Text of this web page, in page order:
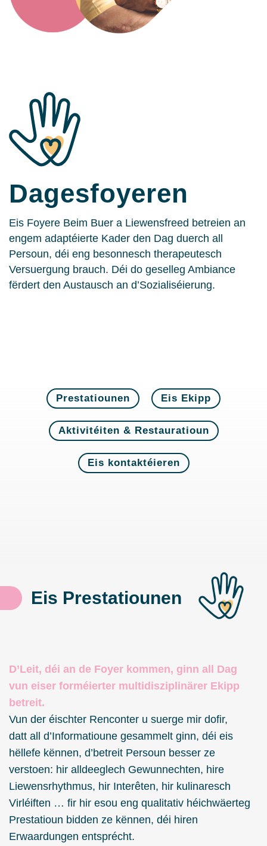
Dagesfoyeren
Eis Foyere Beim Buer a Liewensfreed betreien an
engem adaptéierte Kader den Dag duerch all
Persoun, déi eng besonnesch therapeutesch
Versuergung brauch. Déi do geselleg Ambiance
fërdert den Austausch an d’Sozialiséierung.
Prestatiounen Eis Ekipp
Aktivitéiten & Restauratioun
Eis kontaktéieren
Eis Prestatiounen
D’Leit, déi an de Foyer kommen, ginn all Dag
vun eiser forméierter multidisziplinärer Ekipp
betreit.
Vun der éischter Renconter u suerge mir dofir,
datt all d’Informatioune gesammelt ginn, déi eis
hëllefe kënnen, d’betreit Persoun besser ze
verstoen: hir alldeeglech Gewunnechten, hire
Liewensrhythmus, hir Interêten, hir kulinaresch
Virléiften … fir hir esou eng qualitativ héichwäerteg
Prestatioun bidden ze kënnen, déi hiren
Erwaardungen entsprécht.